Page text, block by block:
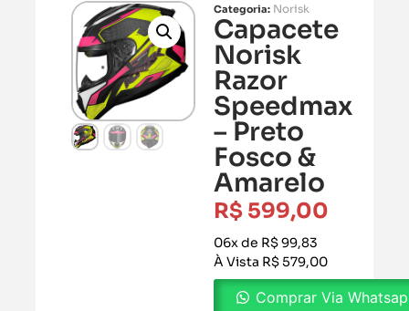
Categoria: Norisk
Capacete
Norisk
Razor
Speedmax
– Preto
Fosco &
Amarelo
R$ 599,00
06x de R$ 99,83
À Vista R$ 579,00
Comprar Via